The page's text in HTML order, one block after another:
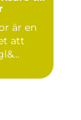
är en
att